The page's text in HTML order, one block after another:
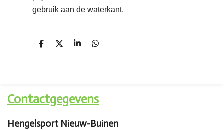
gebruik aan de waterkant.
D
D
S
D
Contactgegevens
Hengelsport Nieuw-Buinen